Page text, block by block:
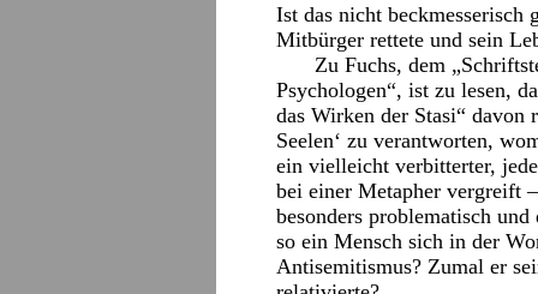
Ist das nicht beckmesserisch
Mitbürger rettete und sein
Zu Fuchs, dem
Psychologen“, ist zu lesen,
das Wirken der Stasi“ davon
Seelen‘ zu verantworten,
ein vielleicht verbitterter,
bei einer Metapher vergreift
besonders problematisch
so ein Mensch sich in der
Antisemitismus? Zumal er